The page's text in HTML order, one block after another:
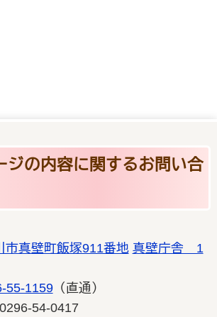
ジの内容に関するお問い合
市真壁町飯塚911番地 真壁庁舎 1
55-1159（直通）
54-0417